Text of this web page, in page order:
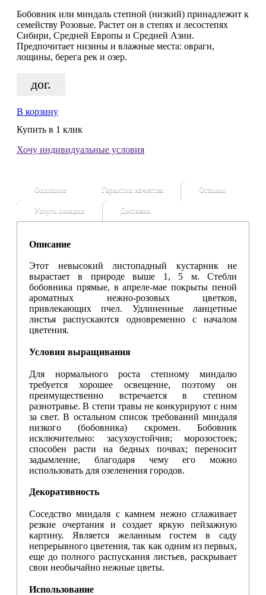
Бобовник или миндаль степной (низкий) принадлежит к
семейству Розовые. Растет он в степях и лесостепях
Сибири, Средней Европы и Средней Азии.
Предпочитает низины и влажные места: овраги,
лощины, берега рек и озер.
дог.
В корзину
Купить в 1 клик
Хочу индивидуальные условия
Описание Гарантия качества Отзывы
Услуги посадки Доставка
Описание
Этот невысокий листопадный кустарник не
вырастает в природе выше 1, 5 м. Стебли
бобовника прямые, в апреле-мае покрыты пеной
ароматных нежно-розовых цветков,
привлекающих пчел. Удлиненные ланцетные
листья распускаются одновременно с началом
цветения.
Условия выращивания
Для нормального роста степному миндалю
требуется хорошее освещение, поэтому он
преимущественно встречается в степном
разнотравье. В степи травы не конкурируют с ним
за свет. В остальном список требований миндаля
низкого (бобовника) скромен. Бобовник
исключительно: засухоустойчив; морозостоек;
способен расти на бедных почвах; переносит
задымление, благодаря чему его можно
использовать для озеленения городов.
Декоративность
Соседство миндаля с камнем нежно сглаживает
резкие очертания и создает яркую пейзажную
картину. Является желанным гостем в саду
непрерывного цветения, так как одним из первых,
еще до полного распускания листьев, раскрывает
свои необычайно нежные цветы.
Использование